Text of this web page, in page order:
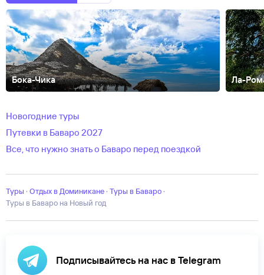
Бока-Чика Ла-
Новогодние туры
Путевки в Баваро 2027
Все, что нужно знать о Баваро перед поездкой
Туры · Отдых в Доминикане · Туры в Баваро ·
Туры в Баваро на Новый год
Подписывайтесь на нас в Telegram